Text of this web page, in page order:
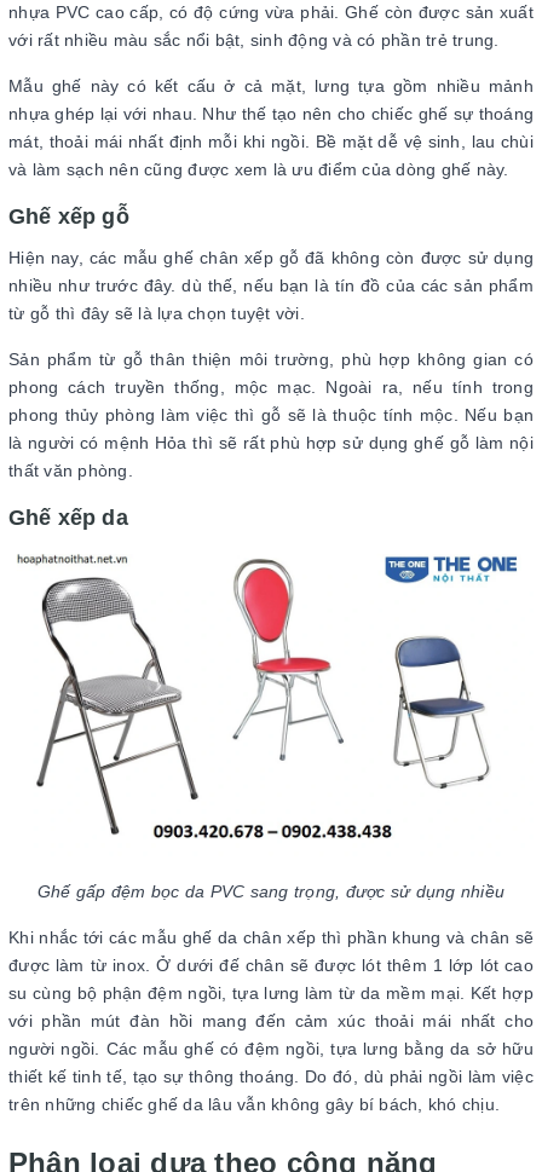
nhựa PVC cao cấp, có độ cứng vừa phải. Ghế còn được sản xuất
với rất nhiều màu sắc nổi bật, sinh động và có phần trẻ trung.
Mẫu ghế này có kết cấu ở cả mặt, lưng tựa gồm nhiều mảnh
nhựa ghép lại với nhau. Như thế tạo nên cho chiếc ghế sự thoáng
mát, thoải mái nhất định mỗi khi ngồi. Bề mặt dễ vệ sinh, lau chùi
và làm sạch nên cũng được xem là ưu điểm của dòng ghế này.
Ghế xếp gỗ
Hiện nay, các mẫu ghế chân xếp gỗ đã không còn được sử dụng
nhiều như trước đây. dù thế, nếu bạn là tín đồ của các sản phẩm
từ gỗ thì đây sẽ là lựa chọn tuyệt vời.
Sản phẩm từ gỗ thân thiện môi trường, phù hợp không gian có
phong cách truyền thống, mộc mạc. Ngoài ra, nếu tính trong
phong thủy phòng làm việc thì gỗ sẽ là thuộc tính mộc. Nếu bạn
là người có mệnh Hỏa thì sẽ rất phù hợp sử dụng ghế gỗ làm nội
thất văn phòng.
Ghế xếp da
Ghế gấp đệm bọc da PVC sang trọng, được sử dụng nhiều
Khi nhắc tới các mẫu ghế da chân xếp thì phần khung và chân sẽ
được làm từ inox. Ở dưới đế chân sẽ được lót thêm 1 lớp lót cao
su cùng bộ phận đệm ngồi, tựa lưng làm từ da mềm mại. Kết hợp
với phần mút đàn hồi mang đến cảm xúc thoải mái nhất cho
người ngồi. Các mẫu ghế có đệm ngồi, tựa lưng bằng da sở hữu
thiết kế tinh tế, tạo sự thông thoáng. Do đó, dù phải ngồi làm việc
trên những chiếc ghế da lâu vẫn không gây bí bách, khó chịu.
Phân loại dựa theo công năng